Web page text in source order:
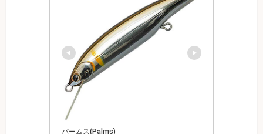
パームス(Palms)